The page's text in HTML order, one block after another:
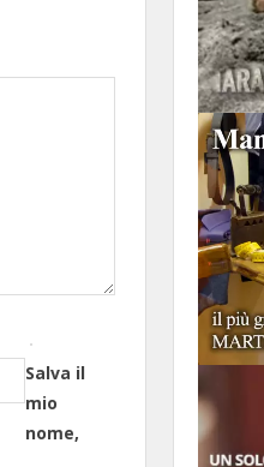
Salva il
mio
nome,